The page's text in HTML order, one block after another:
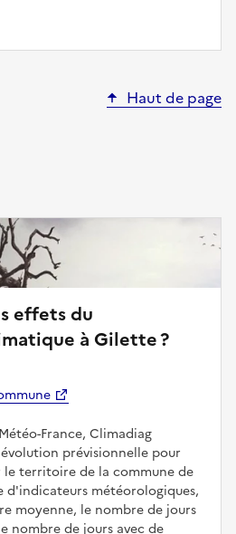
Haut de page
effets du
à Gilette ?
France, Climadiag
prévisionnelle pour
le territoire de la commune de
d'indicateurs météorologiques,
moyenne, le nombre de jours
nombre de jours avec de